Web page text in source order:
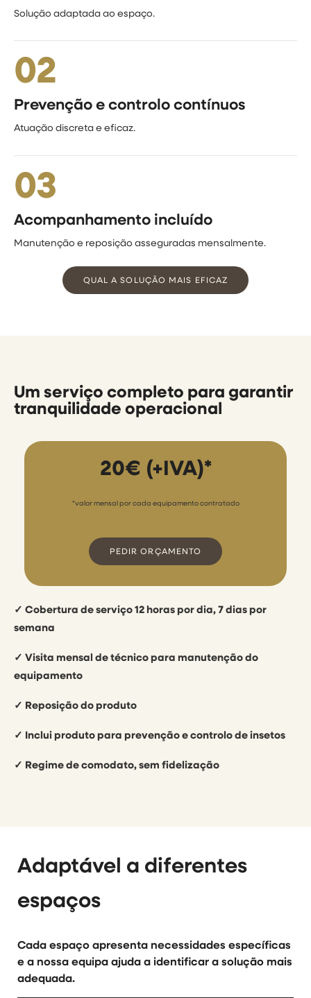
Solução adaptada ao espaço.
02
Prevenção e controlo contínuos
Atuação discreta e eficaz.
03
Acompanhamento incluído
Manutenção e reposição asseguradas mensalmente.
QUAL A SOLUÇÃO MAIS EFICAZ
Um serviço completo para garantir
tranquilidade operacional
20€ (+IVA)*
*valor mensal por cada equipamento contratado
PEDIR ORÇAMENTO
✓ Cobertura de serviço 12 horas por dia, 7 dias por
semana
✓ Visita mensal de técnico para manutenção do
equipamento
✓ Reposição do produto
✓ Inclui produto para prevenção e controlo de insetos
✓ Regime de comodato, sem fidelização
Adaptável a diferentes
espaços
Cada espaço apresenta necessidades específicas
e a nossa equipa ajuda a identificar a solução mais
adequada.